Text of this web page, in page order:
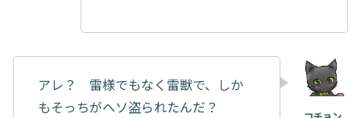
アレ？ 雷様でもなく雷獣で、しか
もそっちがヘソ盗られたんだ？